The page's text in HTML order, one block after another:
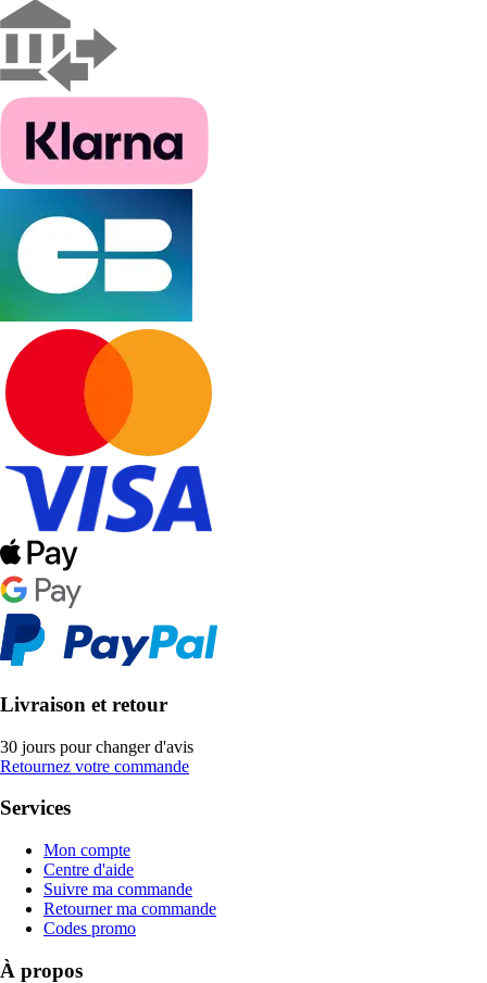
Livraison et retour
30 jours pour changer d'avis
Retournez votre commande
Services
Mon compte
Centre d'aide
Suivre ma commande
Retourner ma commande
Codes promo
À propos